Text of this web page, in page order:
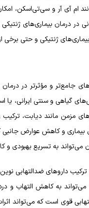
ام آی آر و سی‌تی‌اسکن،
در درمان بیماری‌های
ژنتیکی و حتی برخی
جامع‌تر و مؤثرتر در
گیاهی و سنتی ایرانی، یا
مزمن مانند دیابت، ترکیب
بیماری و کاهش عوارض
می‌تواند به تسریع بهبودی
داروهای ضدالتهابی نوین
به کاهش التهاب و
قوی است که می‌تواند